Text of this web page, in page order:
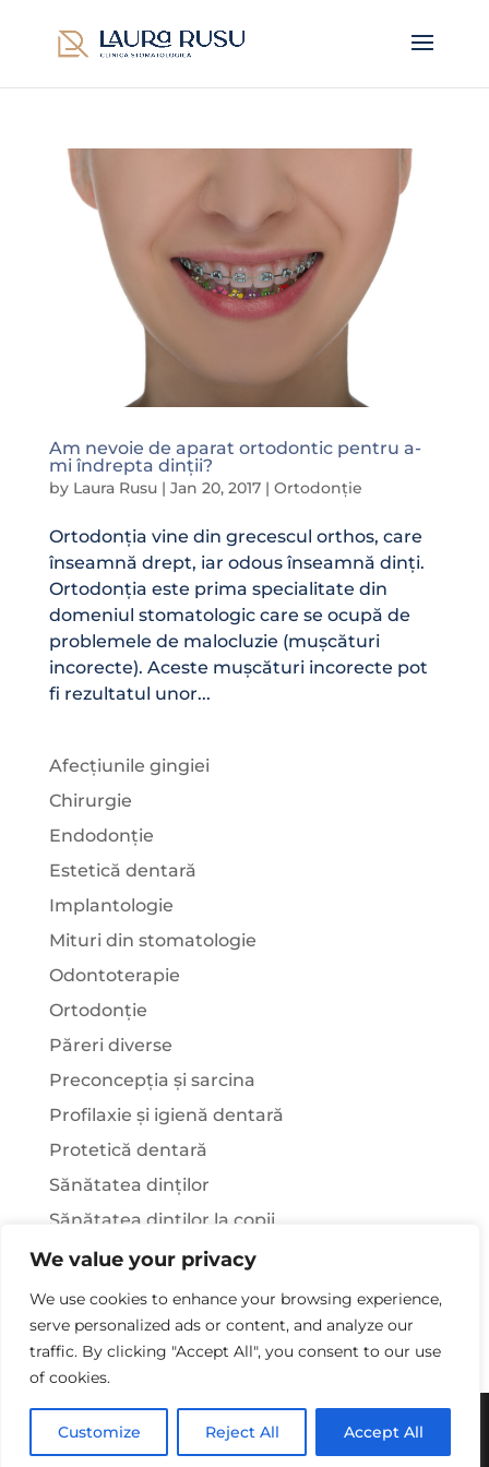
We value your privacy
We use cookies to enhance your browsing experience,
serve personalized ads or content, and analyze our
traffic. By clicking "Accept All", you consent to our use
of cookies.
Customize Reject All Accept All
Am nevoie de aparat ortodontic pentru a-
mi îndrepta dinții?
by Laura Rusu| Jan 20, 2017| Ortodonție
Ortodonția vine din grecescul orthos, care
înseamnă drept, iar odous înseamnă dinți.
Ortodonția este prima specialitate din
domeniul stomatologic care se ocupă de
problemele de malocluzie (mușcături
incorecte). Aceste mușcături incorecte pot
fi rezultatul unor...
Afecțiunile gingiei
Chirurgie
Endodonție
Estetică dentară
Implantologie
Mituri din stomatologie
Odontoterapie
Ortodonție
Păreri diverse
Preconcepția și sarcina
Profilaxie și igienă dentară
Protetică dentară
Sănătatea dinților
Sănătatea dinților la copii
Știați că…?
Tratamentul stomatologic la pacienții cu
afecțiuni sistemice
Copywriting© 2025 - Clinica Stomatologica Dr.